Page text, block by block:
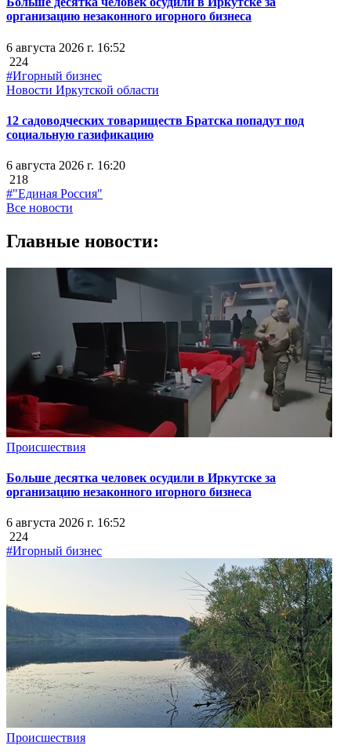
организацию незаконного игорного бизнеса
6 августа 2026 г. 16:52
224
#Игорный бизнес
Новости Иркутской области
12 садоводческих товариществ Братска попадут под
социальную газификацию
6 августа 2026 г. 16:20
218
#"Единая Россия"
Все новости
Главные новости:
Происшествия
Больше десятка человек осудили в Иркутске за
организацию незаконного игорного бизнеса
6 августа 2026 г. 16:52
224
#Игорный бизнес
Происшествия